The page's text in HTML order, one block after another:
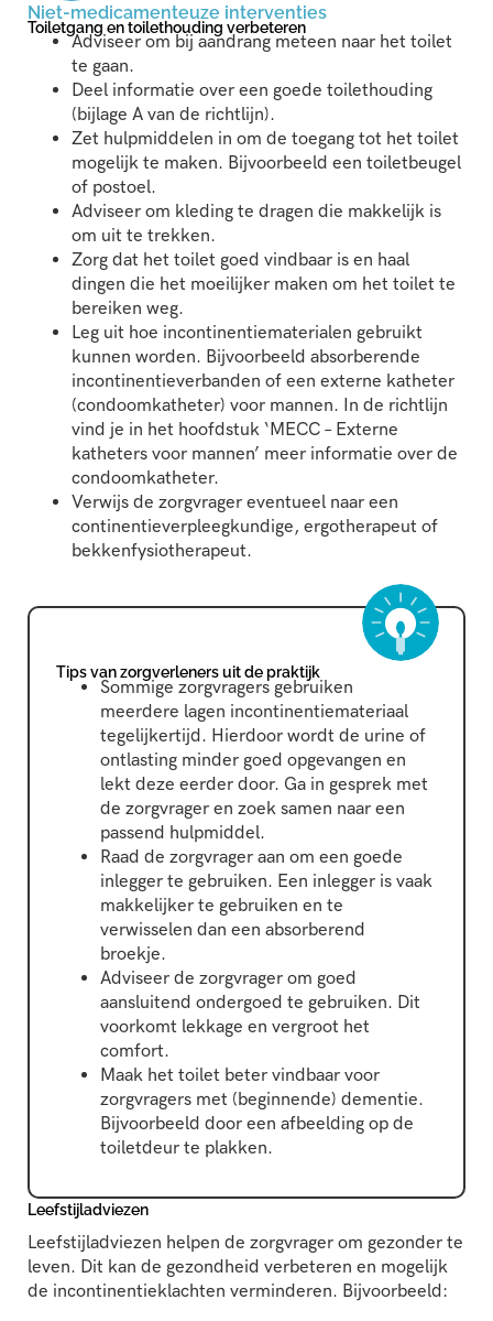
Niet-medicamenteuze interventies
Toiletgang en toilethouding verbeteren
Adviseer om bij aandrang meteen naar het toilet
te gaan.
Deel informatie over een goede toilethouding
(bijlage A van de richtlijn).
Zet hulpmiddelen in om de toegang tot het toilet
mogelijk te maken. Bijvoorbeeld een toiletbeugel
of postoel.
Adviseer om kleding te dragen die makkelijk is
om uit te trekken.
Zorg dat het toilet goed vindbaar is en haal
dingen die het moeilijker maken om het toilet te
bereiken weg.
Leg uit hoe incontinentiematerialen gebruikt
kunnen worden. Bijvoorbeeld absorberende
incontinentieverbanden of een externe katheter
(condoomkatheter) voor mannen. In de richtlijn
vind je in het hoofdstuk ‘MECC – Externe
katheters voor mannen’ meer informatie over de
condoomkatheter.
Verwijs de zorgvrager eventueel naar een
continentieverpleegkundige, ergotherapeut of
bekkenfysiotherapeut.
Tips van zorgverleners uit de praktijk
Sommige zorgvragers gebruiken
meerdere lagen incontinentiemateriaal
tegelijkertijd. Hierdoor wordt de urine of
ontlasting minder goed opgevangen en
lekt deze eerder door. Ga in gesprek met
de zorgvrager en zoek samen naar een
passend hulpmiddel.
Raad de zorgvrager aan om een goede
inlegger te gebruiken. Een inlegger is vaak
makkelijker te gebruiken en te
verwisselen dan een absorberend
broekje.
Adviseer de zorgvrager om goed
aansluitend ondergoed te gebruiken. Dit
voorkomt lekkage en vergroot het
comfort.
Maak het toilet beter vindbaar voor
zorgvragers met (beginnende) dementie.
Bijvoorbeeld door een afbeelding op de
toiletdeur te plakken.
Leefstijladviezen
Leefstijladviezen helpen de zorgvrager om gezonder te
leven. Dit kan de gezondheid verbeteren en mogelijk
de incontinentieklachten verminderen. Bijvoorbeeld: